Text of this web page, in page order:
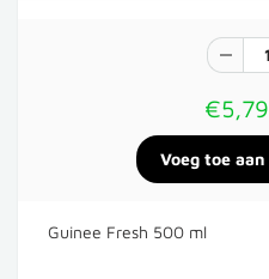
€5,79
Guinee Fresh 500 ml